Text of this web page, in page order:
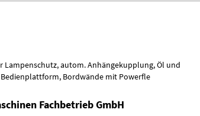
Luft hinten, Planenaufbau mit Rollplane, Bedienplattform, Bordwände mit Powerfle
Fachbetrieb GmbH